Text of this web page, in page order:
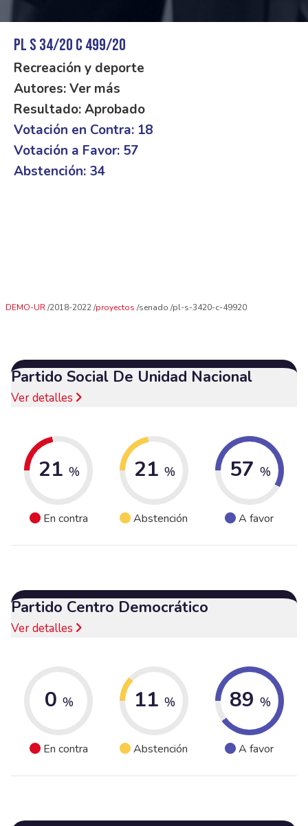
PL S 34/20 C 499/20
Recreación y deporte
Autores: Ver más
Resultado: Aprobado
Votación en Contra: 18
Votación a Favor: 57
Abstención: 34
DEMO-UR 2018-2022 proyectos senado pl-s-3420-c-49920
Partido Social De Unidad Nacional
Ver detalles
21 %
En contra
21 %
Abstención
57 %
A favor
Partido Centro Democrático
Ver detalles
0 %
En contra
11 %
Abstención
89 %
A favor